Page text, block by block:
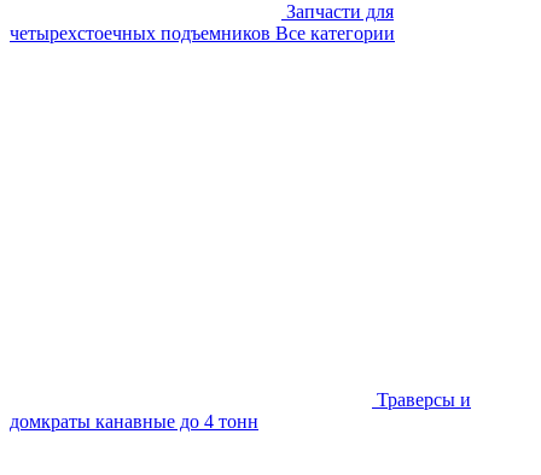
Запчасти для
четырехстоечных подъемников Все категории
Траверсы и
домкраты канавные до 4 тонн